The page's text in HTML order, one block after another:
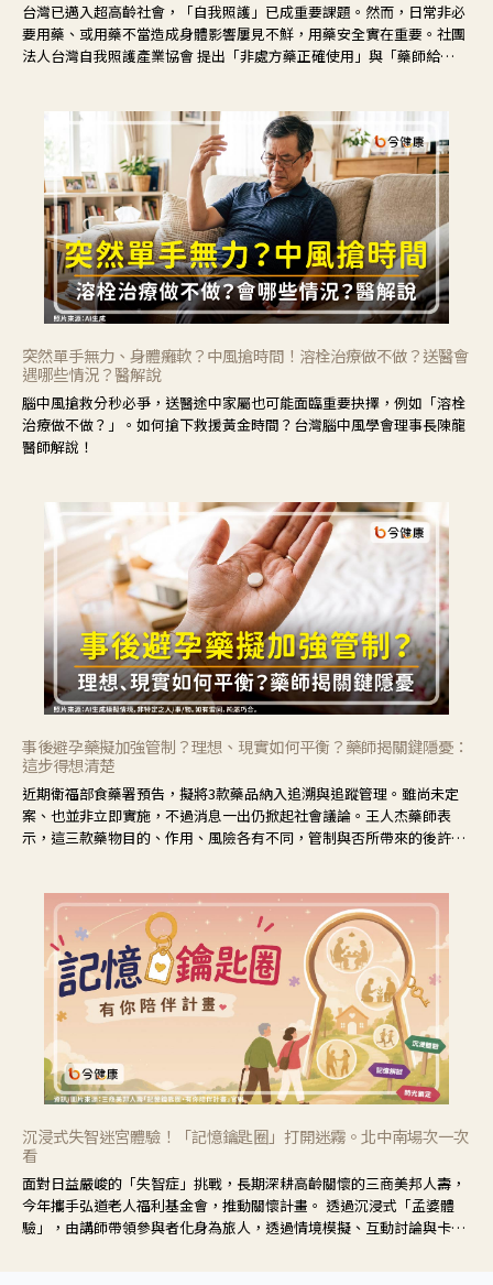
台灣已邁入超高齡社會，「自我照護」已成重要課題。然而，日常非必
要用藥、或用藥不當造成身體影響屢見不鮮，用藥安全實在重要。社團
法人台灣自我照護產業協會 提出「非處方藥正確使用」與「藥師給
突然單手無力、身體癱軟？中風搶時間！溶栓治療做不做？送醫會
遇哪些情況？醫解說
腦中風搶救分秒必爭，送醫途中家屬也可能面臨重要抉擇，例如「溶栓
治療做不做？」。如何搶下救援黃金時間？台灣腦中風學會理事長陳龍
醫師解說！
事後避孕藥擬加強管制？理想、現實如何平衡？藥師揭關鍵隱憂：
這步得想清楚
近期衛福部食藥署預告，擬將3款藥品納入追溯與追蹤管理。雖尚未定
案、也並非立即實施，不過消息一出仍掀起社會議論。王人杰藥師表
示，這三款藥物目的、作用、風險各有不同，管制與否所帶來的後許影
沉浸式失智迷宮體驗！「記憶鑰匙圈」打開迷霧。北中南場次一次
看
面對日益嚴峻的「失智症」挑戰，長期深耕高齡關懷的三商美邦人壽，
今年攜手弘道老人福利基金會，推動關懷計畫。 透過沉浸式「孟婆體
驗」，由講師帶領參與者化身為旅人，透過情境模擬、互動討論與卡牌